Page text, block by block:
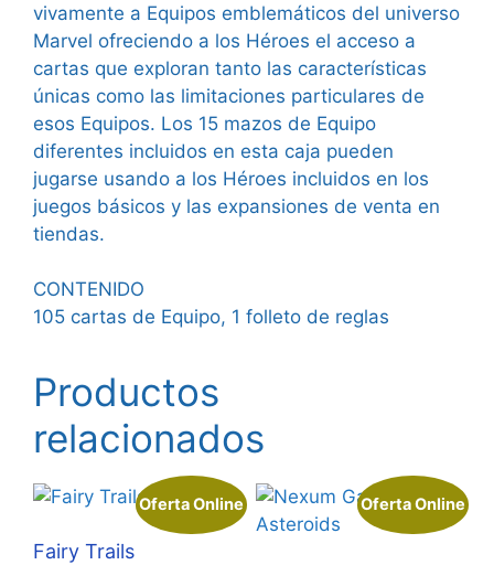
vivamente a Equipos emblemáticos del universo
Marvel ofreciendo a los Héroes el acceso a
cartas que exploran tanto las características
únicas como las limitaciones particulares de
esos Equipos. Los 15 mazos de Equipo
diferentes incluidos en esta caja pueden
jugarse usando a los Héroes incluidos en los
juegos básicos y las expansiones de venta en
tiendas.
CONTENIDO
105 cartas de Equipo, 1 folleto de reglas
Productos
relacionados
Oferta Online
Fairy Trails
Oferta Online